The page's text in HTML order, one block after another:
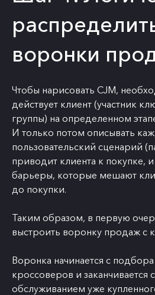
воронки
Чтобы нарисовать CJM,
действует клиент (участник
группы) на определенном
И только потом описывать
пользовательский сценарий
приводит клиента к покупке,
барьеры, которые мешают
до покупки.
Таким образом, в первую
выстроить воронку продаж с
Воронка начинается с
кроссоверов и заканчивается
обслуживанием уже